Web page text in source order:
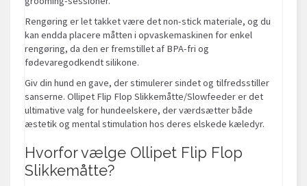
Rengøring er let takket være det non-stick materiale, og du
kan endda placere måtten i opvaskemaskinen for enkel
rengøring, da den er fremstillet af BPA-fri og
fødevaregodkendt silikone.
Giv din hund en gave, der stimulerer sindet og tilfredsstiller
sanserne. Ollipet Flip Flop Slikkemåtte/Slowfeeder er det
ultimative valg for hundeelskere, der værdsætter både
æstetik og mental stimulation hos deres elskede kæledyr.
Hvorfor vælge Ollipet Flip Flop
Slikkemåtte?